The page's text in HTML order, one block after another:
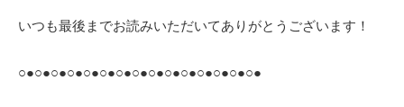
いつも最後までお読みいただいてありがとうございます！
○●○●○●○●○●○●○●○●○●○●○●○●○●○●○●